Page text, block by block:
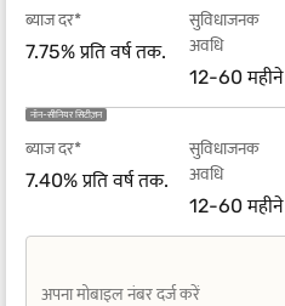
ब्याज दर*
7.75% प्रति वर्ष तक.
सुविधाजनक
अवधि
12-60 महीने
नॉन-सीनियर सिटीज़न
ब्याज दर*
7.40% प्रति वर्ष तक.
सुविधाजनक
अवधि
12-60 महीने
+91
अपना मोबाइल नंबर दर्ज करें